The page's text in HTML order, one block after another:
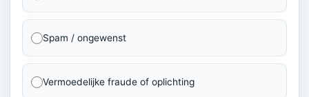
Spam / ongewenst
Vermoedelijke fraude of oplichting